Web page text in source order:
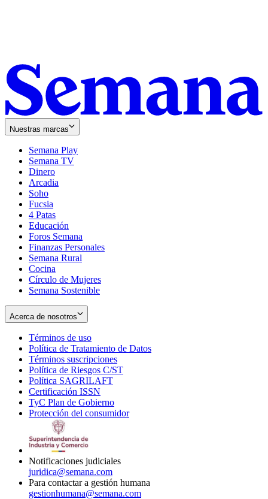
Nuestras marcas
Semana Play
Semana TV
Dinero
Arcadia
Soho
in
new
window
Fucsia
in
new
window
4 Patas
Educación
Foros Semana
Finanzas Personales
Semana Rural
Cocina
Círculo de Mujeres
Semana Sostenible
Acerca de nosotros
Términos de uso
in
new
window
Política de Tratamiento de Datos
Términos suscripciones
in
Política de Riesgos C/ST
Política SAGRILAFT
new
window
Certificación ISSN
in
new
TyC Plan de Gobierno
in
Protección del consumidorOpens
Notificaciones judiciales
juridica@semana.com
Para contactar a gestión humana
gestionhumana@semana.com